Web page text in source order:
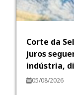
Corte da
juros
indústria,
05/08/2026